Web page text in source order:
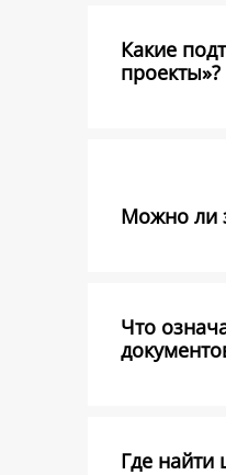
Какие
проекты»?
Можно ли
Что
Где найти